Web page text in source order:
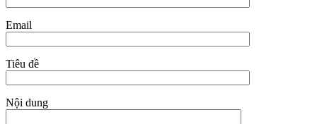
Email
Tiêu đề
Nội dung